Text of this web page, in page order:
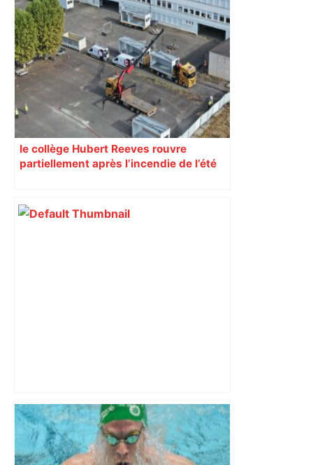
le collège Hubert Reeves rouvre
partiellement après l’incendie de l’été
« Rien d'inquiétant » pour Guillaume
Restes, le gardien de Toulouse, après
sa sortie à Metz – L'Équipe